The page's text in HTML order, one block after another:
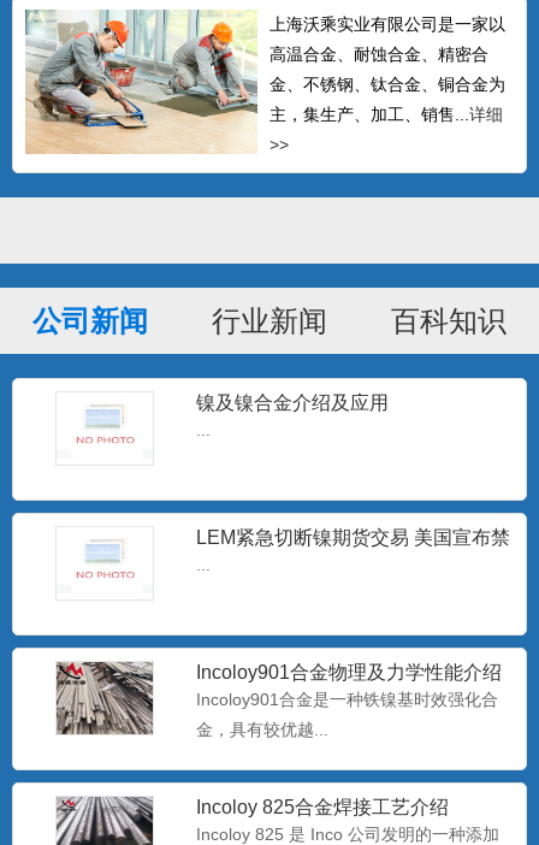
上海沃乘实业有限公司是一家以
高温合金、耐蚀合金、精密合
金、不锈钢、钛合金、铜合金为
主，集生产、加工、销售... 详细
>>
公司新闻 行业新闻 百科知识
镍及镍合金介绍及应用
LEM紧急切断镍期货交易 美国宣布禁
Incoloy901合金物理及力学性能介绍
Incoloy901合金是一种铁镍基时效强化合
金，具有较优越...
Incoloy 825合金焊接工艺介绍
Incoloy 825 是 Inco 公司发明的一种添加
蚀有较...
批发Monel400铜镍合金管 蒙乃尔
N04400耐腐蚀合
Monel400是一种用量最大、用途最广、综
合性能好的耐蚀合...